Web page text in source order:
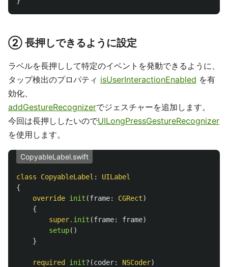
② 長押しできるように設定
ラベルを長押しして特定のイベントを発動できるように、
タップ検出のプロパティ isUserInteractionEnabled を有
効化、
addGestureRecognizerでジェスチャーを追加します。
今回は長押ししたいのでUILongPressGestureRecognizer
を使用します。
CopyableLabel.swift
class CopyableLabel :
UILabel
{
override init (frame: CGRect)
{
super. init (frame: frame)
setup()
}
required init?(coder: NSCoder)